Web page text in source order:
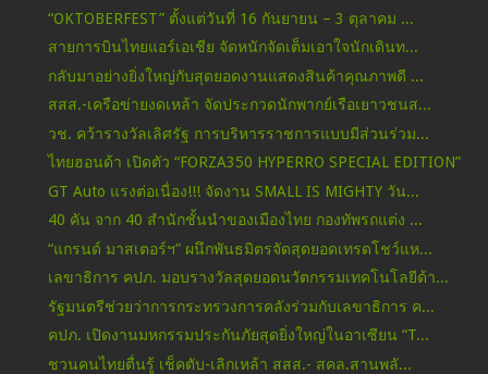
“OKTOBERFEST” ตั้งแต่วันที่ 16 กันยายน – 3 ตุลาคม ...
สายการบินไทยแอร์เอเชีย จัดหนักจัดเต็มเอาใจนักเดินท...
กลับมาอย่างยิ่งใหญ่กับสุดยอดงานแสดงสินค้าคุณภาพดี ...
สสส.-เครือข่ายงดเหล้า จัดประกวดนักพากย์เรือเยาวชนส...
วช. คว้ารางวัลเลิศรัฐ การบริหารราชการแบบมีส่วนร่วม...
ไทยฮอนด้า เปิดตัว “FORZA350 HYPERRO SPECIAL EDITION”
GT Auto แรงต่อเนื่อง!!! จัดงาน SMALL IS MIGHTY วัน...
40 คัน จาก 40 สำนักชั้นนำของเมืองไทย กองทัพรถแต่ง ...
“แกรนด์ มาสเตอร์ฯ” ผนึกพันธมิตรจัดสุดยอดเทรดโชว์แห...
เลขาธิการ คปภ. มอบรางวัลสุดยอดนวัตกรรมเทคโนโลยีด้า...
รัฐมนตรีช่วยว่าการกระทรวงการคลังร่วมกับเลขาธิการ ค...
คปภ. เปิดงานมหกรรมประกันภัยสุดยิ่งใหญ่ในอาเซียน “T...
ชวนคนไทยตื่นรู้ เช็คตับ-เลิกเหล้า สสส.- สคล.สานพลั...